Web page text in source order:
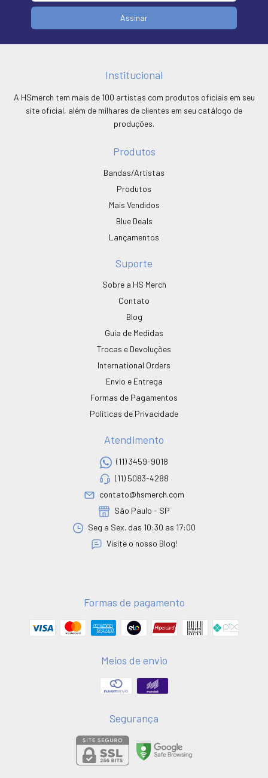
Institucional
A HSmerch tem mais de 100 artistas com produtos oficiais em seu
site oficial, além de milhares de clientes em seu catálogo de
produções.
Produtos
Bandas/Artistas
Produtos
Mais Vendidos
Blue Deals
Lançamentos
Suporte
Sobre a HS Merch
Contato
Blog
Guia de Medidas
Trocas e Devoluções
International Orders
Envio e Entrega
Formas de Pagamentos
Políticas de Privacidade
Atendimento
(11) 3459-9018
(11) 5083-4288
contato@hsmerch.com
São Paulo - SP
Seg a Sex. das 10:30 as 17:00
Visite o nosso Blog!
Formas de pagamento
Meios de envio
Segurança